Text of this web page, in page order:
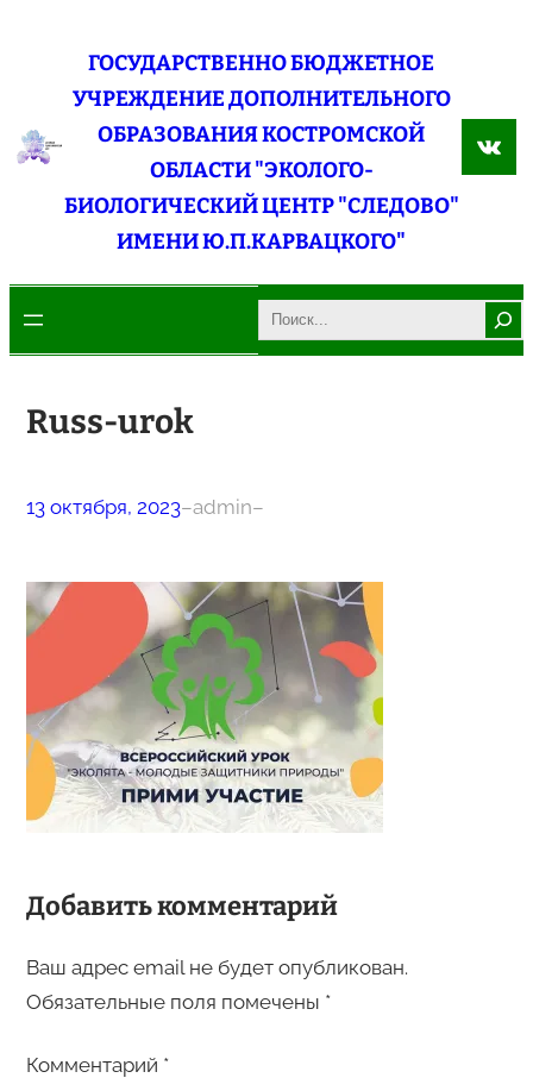
содержимому
ГОСУДАРСТВЕННО БЮДЖЕТНОЕ
УЧРЕЖДЕНИЕ ДОПОЛНИТЕЛЬНОГО
ОБРАЗОВАНИЯ КОСТРОМСКОЙ
ОБЛАСТИ "ЭКОЛОГО-
БИОЛОГИЧЕСКИЙ ЦЕНТР "СЛЕДОВО"
ИМЕНИ Ю.П.КАРВАЦКОГО"
Search
Russ-urok
13 октября, 2023–admin–
Добавить комментарий
Ваш адрес email не будет опубликован.
Обязательные поля помечены *
Комментарий *